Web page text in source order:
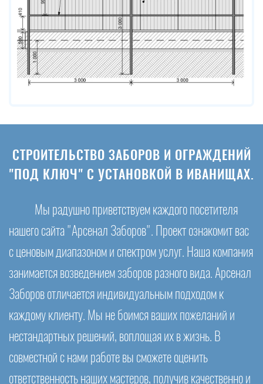
СТРОИТЕЛЬСТВО ЗАБОРОВ И ОГРАЖДЕНИЙ
"ПОД КЛЮЧ" С УСТАНОВКОЙ В ИВАНИЩАХ.
Мы радушно приветствуем каждого посетителя
нашего сайта "Арсенал Заборов". Проект ознакомит вас
с ценовым диапазоном и спектром услуг. Наша компания
занимается возведением заборов разного вида. Арсенал
Заборов отличается индивидуальным подходом к
каждому клиенту. Мы не боимся ваших пожеланий и
нестандартных решений, воплощая их в жизнь. В
совместной с нами работе вы сможете оценить
ответственность наших мастеров, получив качественно и